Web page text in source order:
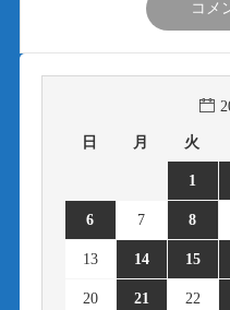
日 月 火
1
6 7 8
13 14 15
20 21 22